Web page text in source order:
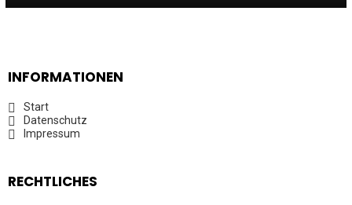
INFORMATIONEN
Start
Datenschutz
Impressum
RECHTLICHES